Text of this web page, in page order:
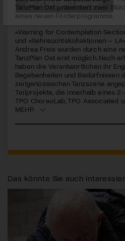
seconds
TanzPlan Ost präsentiert zwei
eines neuen Förderprogramms.
«Warning for Contemplation
und «Sehnsuchtskollektionen –
Andrea Freis wurden durch eine
TanzPlan Ost erst möglich. Nach
haben die Verantwortlichen ihr
Begebenheiten und Bedürfnissen
zeitgenössischen Tanzszene
Teilprojekte, die innerhalb eines
TPO ChoreoLab, TPO Associated
MEHR
Das könnte Sie auch
Jetzt Mitglied werden